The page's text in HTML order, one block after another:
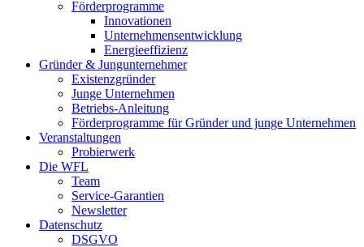
Förderprogramme
Innovationen
Unternehmensentwicklung
Energieeffizienz
Gründer & Jungunternehmer
Existenzgründer
Junge Unternehmen
Betriebs-Anleitung
Förderprogramme für Gründer und junge Unternehmen
Veranstaltungen
Probierwerk
Die WFL
Team
Service-Garantien
Newsletter
Datenschutz
DSGVO